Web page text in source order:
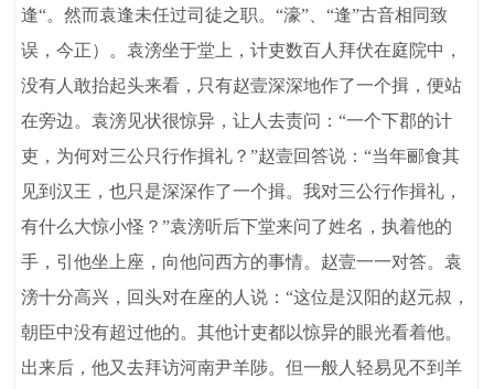
逢“。然而袁逢未任过司徒之职。“濠”、“逢”古音相同致
误，今正）。袁滂坐于堂上，计吏数百人拜伏在庭院中，
没有人敢抬起头来看，只有赵壹深深地作了一个揖，便站
在旁边。袁滂见状很惊异，让人去责问：“一个下郡的计
吏，为何对三公只行作揖礼？”赵壹回答说：“当年郦食其
见到汉王，也只是深深作了一个揖。我对三公行作揖礼，
有什么大惊小怪？”袁滂听后下堂来问了姓名，执着他的
手，引他坐上座，向他问西方的事情。赵壹一一对答。袁
滂十分高兴，回头对在座的人说：“这位是汉阳的赵元叔，
朝臣中没有超过他的。其他计吏都以惊异的眼光看着他。
出来后，他又去拜访河南尹羊陟。但一般人轻易见不到羊